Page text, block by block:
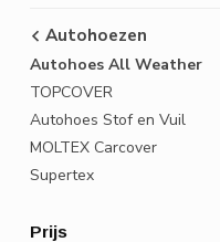
Autohoezen
Autohoes All Weather
TOPCOVER
Autohoes Stof en Vuil
MOLTEX Carcover
Supertex
Prijs